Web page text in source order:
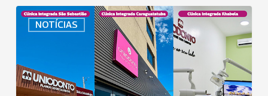
NOTÍCIAS
Clínicas
Integradas
Norte
–